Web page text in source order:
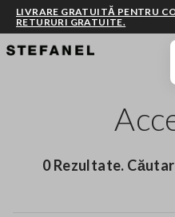
MERGI LA CONȚINUTUL PRINCIPAL
LIVRARE GRATUITĂ PENTRU
RETURURI GRATUITE.
0 Rezultate.